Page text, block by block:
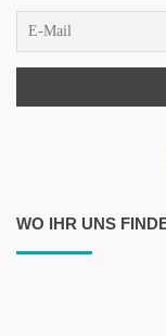
WO IHR UNS